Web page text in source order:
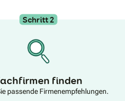
Schritt 2
finden
passende Firmenempfehlungen.